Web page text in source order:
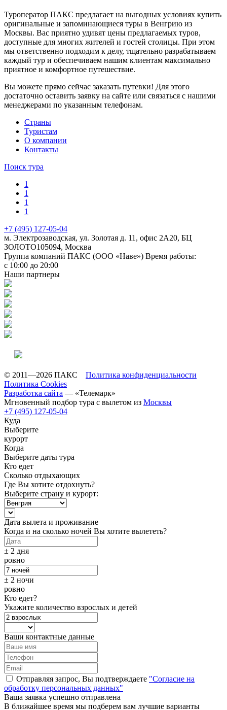
Туроператор ПАКС предлагает на выгодных условиях купить
оригинальные и запоминающиеся туры в Венгрию из
Москвы. Вас приятно удивят цены предлагаемых туров,
доступные для многих жителей и гостей столицы. При этом
мы ответственно подходим к делу, тщательно разрабатываем
каждый тур и обеспечиваем нашим клиентам максимально
приятное и комфортное путешествие.
Вы можете прямо сейчас заказать путевки! Для этого
достаточно оставить заявку на сайте или связаться с нашими
менеджерами по указанным телефонам.
Cтраны
Туристам
О компании
Контакты
Поиск тура
1
1
1
1
+7 (495) 127-05-04
м. Электрозаводская, ул. Золотая д. 11, офис 2А20, БЦ
ЗОЛОТО105094, Москва
Группа компаний ПАКС (ООО «Наве») Время работы:
с 10:00 до 20:00
Наши партнеры
© 2011—2026 ПАКС Политика конфиденциальности
Политика Cookies
Разработка сайта — «Телемарк»
Мгновенный подбор тура с вылетом из Москвы
+7 (495) 127-05-04
Куда
Выберите
курорт
Когда
Выберите даты тура
Кто едет
Сколько отдыхающих
Где Вы хотите отдохнуть?
Выберите страну и курорт:
Дата вылета и проживание
Когда и на сколько ночей Вы хотите вылететь?
± 2 дня
ровно
± 2 ночи
ровно
Кто едет?
Укажите количество взрослых и детей
Ваши контактные данные
Отправляя запрос, Вы подтверждаете "Согласие на
обработку персональных данных"
Ваша заявка успешно отправлена
В ближайшее время мы подберем вам лучшие варианты